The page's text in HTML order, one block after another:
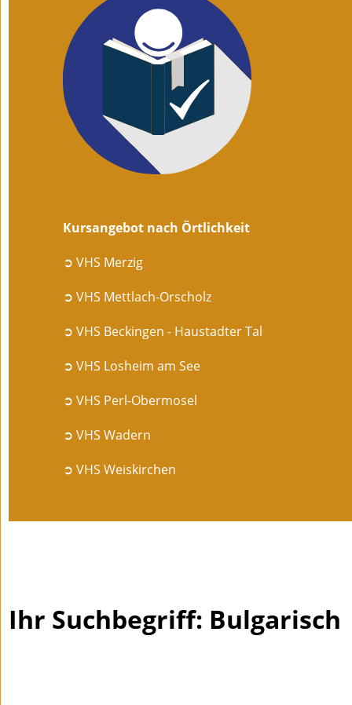
Kursangebot nach Örtlichkeit
➲ VHS Merzig
➲ VHS Mettlach-Orscholz
➲ VHS Beckingen - Haustadter Tal
➲ VHS Losheim am See
➲ VHS Perl-Obermosel
➲ VHS Wadern
➲ VHS Weiskirchen
Ihr Suchbegriff: Bulgarisch